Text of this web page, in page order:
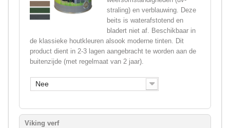
straling) en verblauwing. Deze
beits is waterafstotend en
bladert niet af. Beschikbaar in
de klassieke houtkleuren alsook moderne tinten. Dit
product dient in 2-3 lagen aangebracht te worden aan de
buitenzijde (met regelmaat van 2 jaar).
Nee
Viking verf